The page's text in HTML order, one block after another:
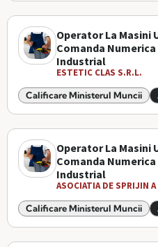
Operator La Masini
Comanda Numerica
Industrial
ESTETIC CLAS S.R.L.
Calificare Ministerul Muncii
Operator La Masini
Comanda Numerica
Industrial
ASOCIATIA DE SPRIJIN
Calificare Ministerul Muncii